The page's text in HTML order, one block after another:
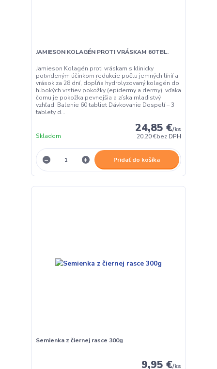
JAMIESON KOLAGÉN PROTI VRÁSKAM 60TBL.
Jamieson Kolagén proti vráskam s klinicky
potvrdeným účinkom redukcie počtu jemných línií a
vrások za 28 dní, dopĺňa hydrolyzovaný kolagén do
hlbokých vrstiev pokožky (epidermy a dermy), vďaka
čomu je pokožka pevnejšia a získa mladistvý
vzhľad. Balenie 60 tabliet Dávkovanie Dospelí – 3
tablety d...
24,85 €/ks
20,20 €bez DPH
Skladom
Pridať do košíka
Semienka z čiernej rasce 300g
9,95 €/ks